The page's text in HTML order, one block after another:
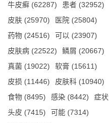
牛皮癣 (62287) 患者 (32952)
皮肤 (25970) 医院 (25804)
药物 (24516) 可以 (23907)
皮肤病 (22522) 鳞屑 (20667)
真菌 (19022) 软膏 (15611)
皮损 (11446) 皮肤科 (10940)
食物 (8495) 感染 (8442) 症状
头皮 (7415) 可能 (7314)